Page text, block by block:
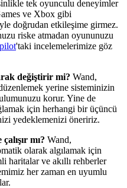
tek oyunculu deneyimler
ve Xbox gibi
doğrudan etkileşime girmez.
riske atmadan oyununuzu
'taki incelemelerimize göz
değiştirir mi? Wand,
yerine sisteminizin
korur. Yine de
için herhangi bir üçüncü
yedeklemenizi öneririz.
mı? Wand,
olarak algılamak için
haritalar ve akıllı rehberler
her zaman en uyumlu